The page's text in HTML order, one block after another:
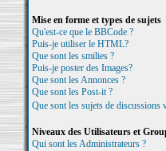
Mise en forme et types de sujets
Qu'est-ce que le BBCode ?
Puis-je utiliser le HTML?
Que sont les smilies ?
Puis-je poster des Images?
Que sont les Annonces ?
Que sont les Post-it ?
Que sont les sujets de
Niveaux des Utilisateurs et
Qui sont les Administrateurs ?